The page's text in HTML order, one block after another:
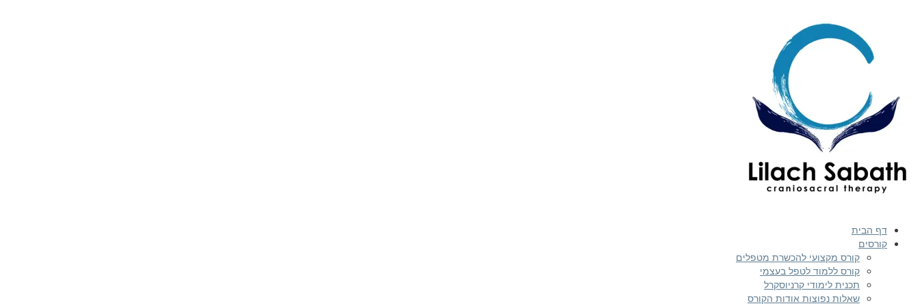
דף הבית
קורסים
קורס מקצועי להכשרת מטפלים
קורס ללמוד לטפל בעצמי
תכנית לימודי קרניוסקרל
שאלות נפוצות אודות הקורס